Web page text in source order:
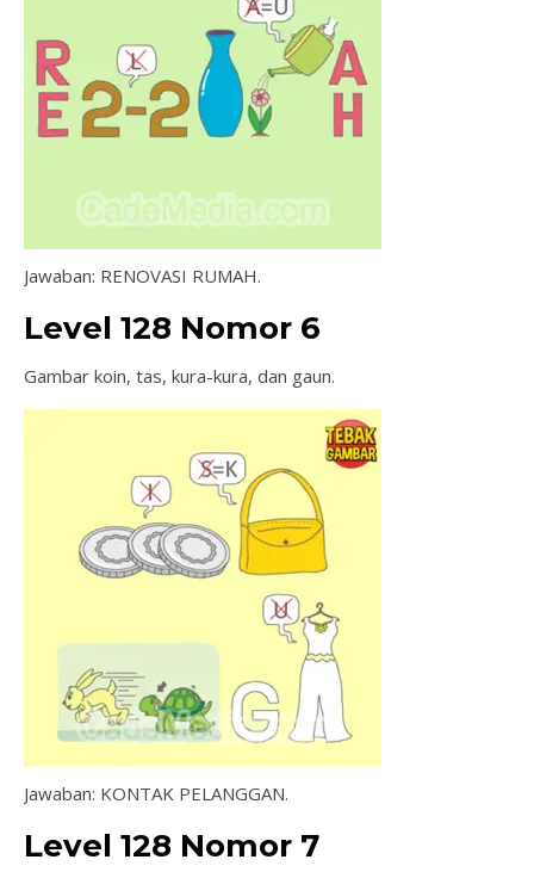
Jawaban: RENOVASI RUMAH.
Level 128 Nomor 6
Gambar koin, tas, kura-kura, dan gaun.
Jawaban: KONTAK PELANGGAN.
Level 128 Nomor 7